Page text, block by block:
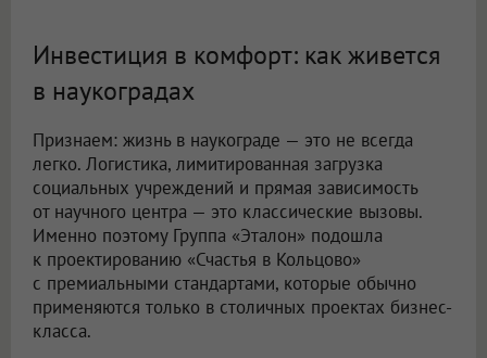
Инвестиция в комфорт: как живется
в наукоградах
Признаем: жизнь в наукограде — это не всегда
легко. Логистика, лимитированная загрузка
социальных учреждений и прямая зависимость
от научного центра — это классические вызовы.
Именно поэтому Группа «Эталон» подошла
к проектированию «Счастья в Кольцово»
с премиальными стандартами, которые обычно
применяются только в столичных проектах бизнес-
класса.